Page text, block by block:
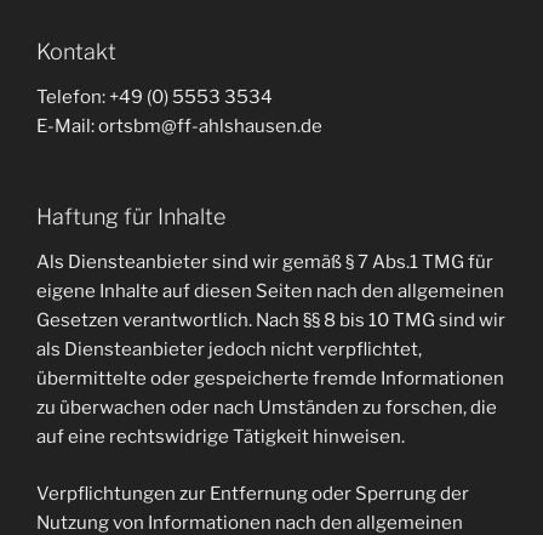
Kontakt
Telefon: +49 (0) 5553 3534
E-Mail: ortsbm@ff-ahlshausen.de
Haftung für Inhalte
Als Diensteanbieter sind wir gemäß § 7 Abs.1 TMG für
eigene Inhalte auf diesen Seiten nach den allgemeinen
Gesetzen verantwortlich. Nach §§ 8 bis 10 TMG sind wir
als Diensteanbieter jedoch nicht verpflichtet,
übermittelte oder gespeicherte fremde Informationen
zu überwachen oder nach Umständen zu forschen, die
auf eine rechtswidrige Tätigkeit hinweisen.
Verpflichtungen zur Entfernung oder Sperrung der
Nutzung von Informationen nach den allgemeinen